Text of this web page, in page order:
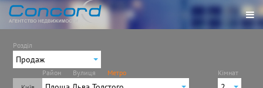
Розділ
Продаж
ПродажРайон Вулиця Метро Кімнат